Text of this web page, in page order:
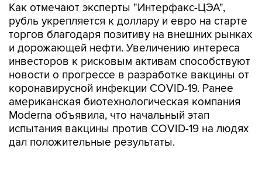
Как отмечают эксперты "Интерфакс-ЦЭА",
рубль укрепляется к доллару и евро на старте
торгов благодаря позитиву на внешних рынках
и дорожающей нефти. Увеличению интереса
инвесторов к рисковым активам способствуют
новости о прогрессе в разработке вакцины от
коронавирусной инфекции COVID-19. Ранее
американская биотехнологическая компания
Moderna объявила, что начальный этап
испытания вакцины против COVID-19 на людях
дал положительные результаты.